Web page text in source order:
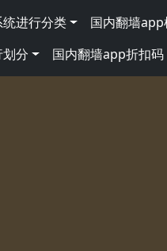
进行分类
国内翻墙
分
国内翻墙app折扣码